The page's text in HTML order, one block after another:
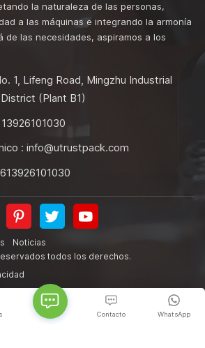
la naturaleza de las personas,
a las máquinas e integrando la armonía
de las necesidades, aspiramos a los
1, Lifeng Road, Mingzhu Industrial
(Plant B1)
: info@utrustpack.com
Noticias
todos los derechos.
WhatsApp
Contacto